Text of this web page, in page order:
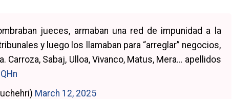
jueces, armaban una red de impunidad a la
y luego los llamaban para “arreglar” negocios,
Sabaj, Ulloa, Vivanco, Matus, Mera… apellidos
March 12, 2025